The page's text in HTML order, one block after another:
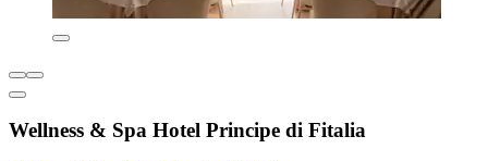
Wellness & Spa Hotel Principe di Fitalia